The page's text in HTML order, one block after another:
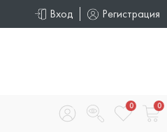
Вход Регистрация
0 0